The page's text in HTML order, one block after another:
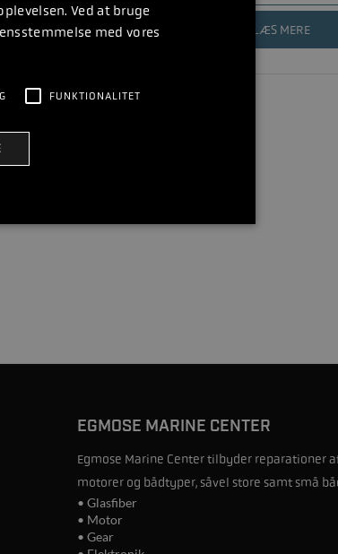
LÆS MERE
EGMOSE MARINE CENTER
Egmose Marine Center tilbyder reparationer
motorer og bådtyper, såvel store samt små
• Glasfiber
• Motor
• Gear
Ved at bruge
med vores
FUNKTIONALITET